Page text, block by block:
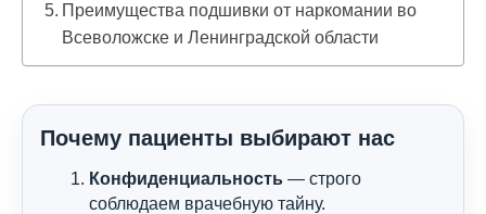
Преимущества подшивки от наркомании во
Всеволожске и Ленинградской области
Почему пациенты выбирают нас
Конфиденциальность — строго
соблюдаем врачебную тайну.